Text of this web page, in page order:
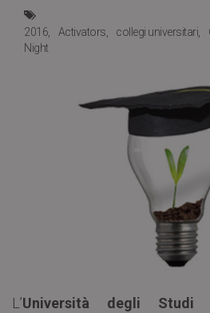
2016 Activators collegi universitari
Night
L’Università degli Studi